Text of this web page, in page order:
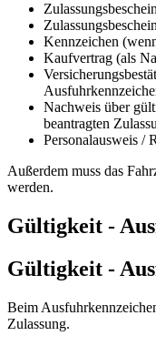
Kennzeichen
Kaufvertrag (als
Nachweis über
beantragten
Personalausweis /
Außerdem muss das
werden.
Gültigkeit -
Gültigkeit -
Beim
Zulassung.